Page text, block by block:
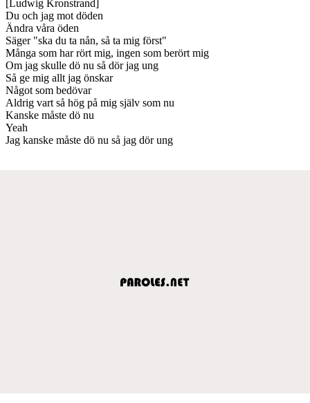
[Ludwig Kronstrand]
Du och jag mot döden
Ändra våra öden
Säger "ska du ta nån, så ta mig först"
Många som har rört mig, ingen som berört mig
Om jag skulle dö nu så dör jag ung
Så ge mig allt jag önskar
Något som bedövar
Aldrig vart så hög på mig själv som nu
Kanske måste dö nu
Yeah
Jag kanske måste dö nu så jag dör ung